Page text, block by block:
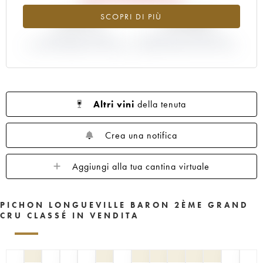
1954
SCOPRI DI PIÙ
-5.67% -16.84%
Altri vini della tenuta
Crea una notifica
Aggiungi alla tua cantina virtuale
PICHON LONGUEVILLE BARON 2ÈME GRAND
CRU CLASSÉ IN VENDITA